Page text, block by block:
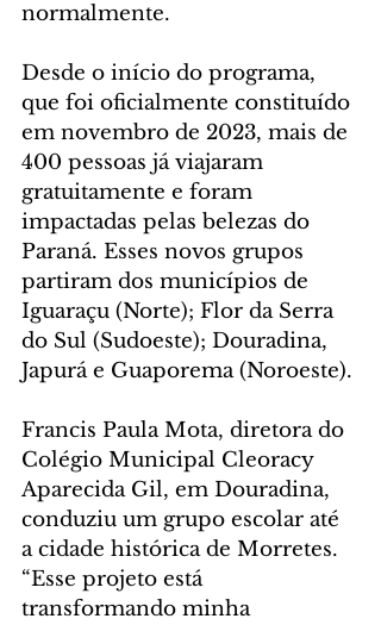
normalmente.
Desde o início do programa,
que foi oficialmente constituído
em novembro de 2023, mais de
400 pessoas já viajaram
gratuitamente e foram
impactadas pelas belezas do
Paraná. Esses novos grupos
partiram dos municípios de
Iguaraçu (Norte); Flor da Serra
do Sul (Sudoeste); Douradina,
Japurá e Guaporema (Noroeste).
Francis Paula Mota, diretora do
Colégio Municipal Cleoracy
Aparecida Gil, em Douradina,
conduziu um grupo escolar até
a cidade histórica de Morretes.
“Esse projeto está
transformando minha